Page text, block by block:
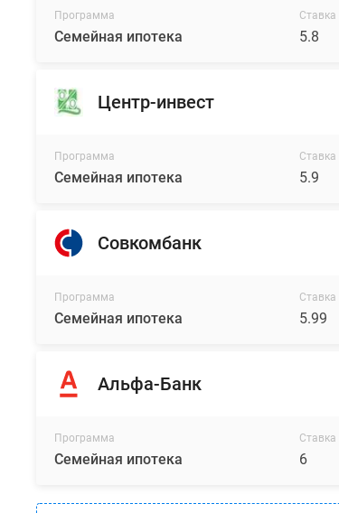
Программа
Семейная ипотека
Ставка
5.8
Центр-инвест
Программа
Семейная ипотека
Ставка
5.9
Совкомбанк
Программа
Семейная ипотека
Ставка
5.99
Альфа-Банк
Программа
Семейная ипотека
Ставка
6